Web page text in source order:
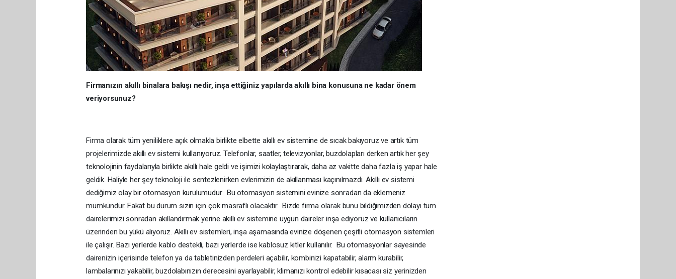
Firmanızın akıllı binalara bakışı nedir, inşa ettiğiniz yapılarda akıllı bina konusuna ne kadar önem
veriyorsunuz?
Firma olarak tüm yeniliklere açık olmakla birlikte elbette akıllı ev sistemine de sıcak bakıyoruz ve artık tüm
projelerimizde akıllı ev sistemi kullanıyoruz. Telefonlar, saatler, televizyonlar, buzdolapları derken artık her şey
teknolojinin faydalarıyla birlikte akıllı hale geldi ve işimizi kolaylaştırarak, daha az vakitte daha fazla iş yapar hale
geldik. Haliyle her şey teknoloji ile sentezlenirken evlerimizin de akıllanması kaçınılmazdı. Akıllı ev sistemi
dediğimiz olay bir otomasyon kurulumudur. Bu otomasyon sistemini evinize sonradan da eklemeniz
mümkündür. Fakat bu durum sizin için çok masraflı olacaktır. Bizde firma olarak bunu bildiğimizden dolayı tüm
dairelerimizi sonradan akıllandırmak yerine akıllı ev sistemine uygun daireler inşa ediyoruz ve kullanıcıların
üzerinden bu yükü alıyoruz. Akıllı ev sistemleri, inşa aşamasında evinize döşenen çeşitli otomasyon sistemleri
ile çalışır. Bazı yerlerde kablo destekli, bazı yerlerde ise kablosuz kitler kullanılır. Bu otomasyonlar sayesinde
dairenizin içerisinde telefon ya da tabletinizden perdeleri açabilir, kombinizi kapatabilir, alarm kurabilir,
lambalarınızı yakabilir, buzdolabınızın derecesini ayarlayabilir, klimanızı kontrol edebilir kısacası siz yerinizden